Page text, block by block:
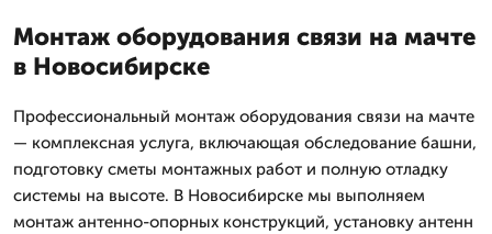
Монтаж оборудования связи на мачте
в Новосибирске
Профессиональный монтаж оборудования связи на мачте
— комплексная услуга, включающая обследование башни,
подготовку сметы монтажных работ и полную отладку
системы на высоте. В Новосибирске мы выполняем
монтаж антенно-опорных конструкций, установку антенн